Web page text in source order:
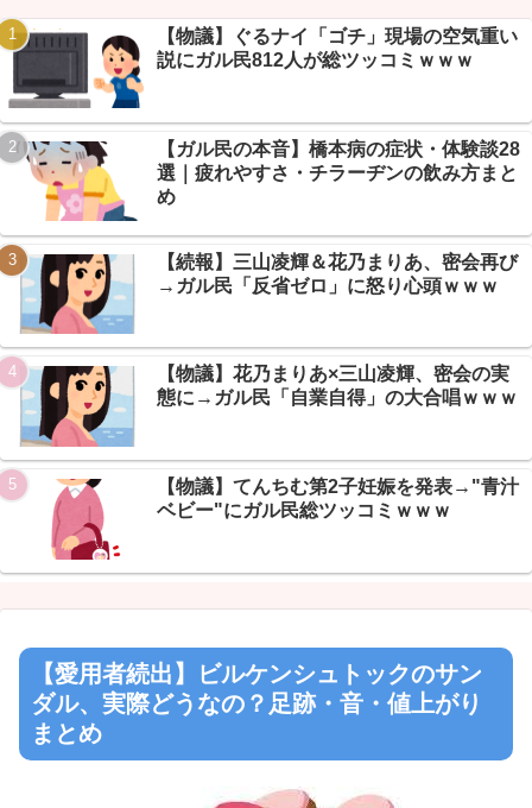
100万部割れ NEW!
Powered by livedoor 相互RSS
【ＧＪ】 クラスに迷惑な池沼がいた。リーダー格のＡ「なんで支
援学級に入れないんですか？」先生「背の高い低いと同じで、これ
も個性なの！差別は...
【保存版】あの名曲、まさかのカバーだった→なんG民が挙げた
元ネタ一覧が知らないと恥レベルｗｗｗ NEW!
【悲報】食品減税しても弁当屋「据え置きます」→なんG民「そ
らそうよ」で謎の一致団結ｗｗｗ NEW!
【画像】 日産が社運をかけて発売するSUVｗｗｗｗｗｗｗ
Powered by livedoor 相互RSS
【物議】ぐるナイ「ゴチ」現場の空気重い
説にガル民812人が総ツッコミｗｗｗ
【ガル民の本音】橋本病の症状・体験談28
選｜疲れやすさ・チラーヂンの飲み方まと
め
【続報】三山凌輝＆花乃まりあ、密会再び
→ガル民「反省ゼロ」に怒り心頭ｗｗｗ
【物議】花乃まりあ×三山凌輝、密会の実
態に→ガル民「自業自得」の大合唱ｗｗｗ
【物議】てんちむ第2子妊娠を発表→"青汁
ベビー"にガル民総ツッコミｗｗｗ
【愛用者続出】ビルケンシュトックのサン
ダル、実際どうなの？足跡・音・値上がり
まとめ